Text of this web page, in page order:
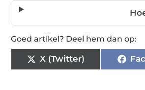
Goed artikel? Deel hem dan op:
X (Twitter)